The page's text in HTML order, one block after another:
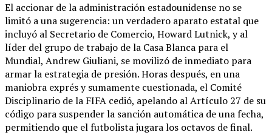
El accionar de la administración estadounidense no se
limitó a una sugerencia: un verdadero aparato estatal que
incluyó al Secretario de Comercio, Howard Lutnick, y al
líder del grupo de trabajo de la Casa Blanca para el
Mundial, Andrew Giuliani, se movilizó de inmediato para
armar la estrategia de presión. Horas después, en una
maniobra exprés y sumamente cuestionada, el Comité
Disciplinario de la FIFA cedió, apelando al Artículo 27 de su
código para suspender la sanción automática de una fecha,
permitiendo que el futbolista jugara los octavos de final.